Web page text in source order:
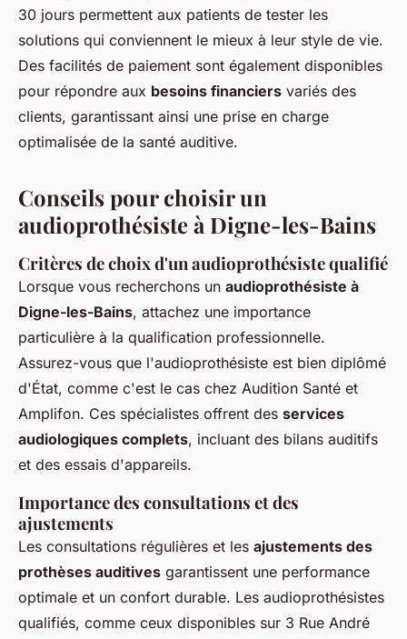
30 jours permettent aux patients de tester les
solutions qui conviennent le mieux à leur style de vie.
Des facilités de paiement sont également disponibles
pour répondre aux besoins financiers variés des
clients, garantissant ainsi une prise en charge
optimalisée de la santé auditive.
Conseils pour choisir un
audioprothésiste à Digne-les-Bains
Critères de choix d'un audioprothésiste qualifié
Lorsque vous recherchons un audioprothésiste à
Digne-les-Bains, attachez une importance
particulière à la qualification professionnelle.
Assurez-vous que l'audioprothésiste est bien diplômé
d'État, comme c'est le cas chez Audition Santé et
Amplifon. Ces spécialistes offrent des services
audiologiques complets, incluant des bilans auditifs
et des essais d'appareils.
Importance des consultations et des
ajustements
Les consultations régulières et les ajustements des
prothèses auditives garantissent une performance
optimale et un confort durable. Les audioprothésistes
qualifiés, comme ceux disponibles sur 3 Rue André